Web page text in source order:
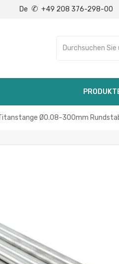
De ✆ +49 208 376-298-00
Ø0.08-300mm